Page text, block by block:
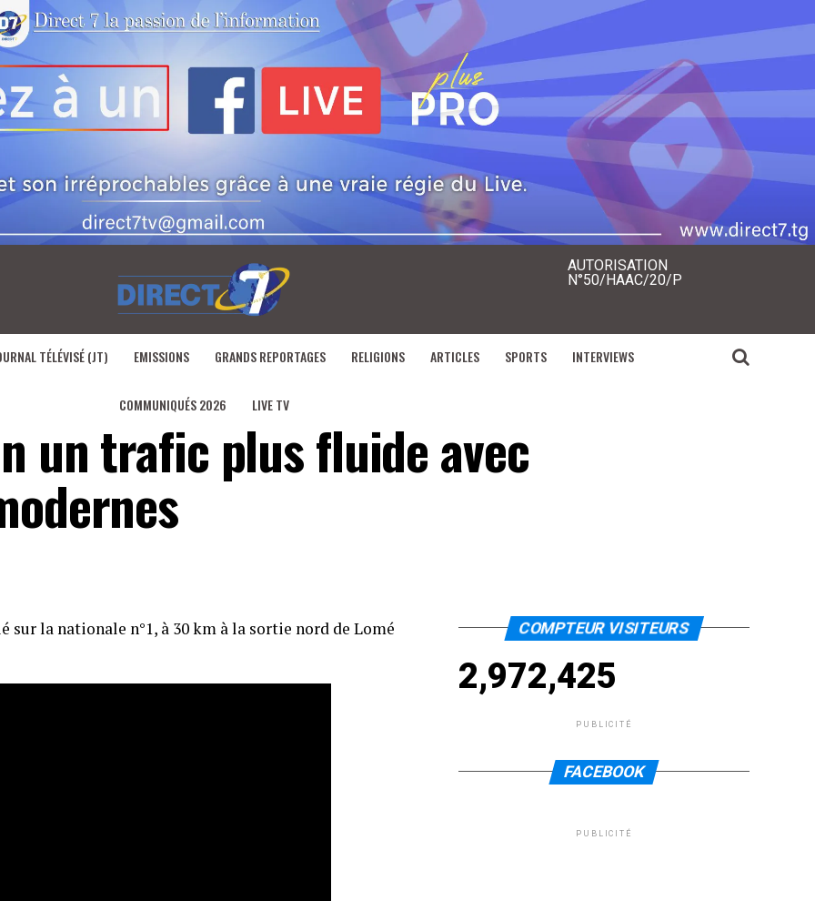
AUTORISATION
N°50/HAAC/20/P
TÉLÉVISÉ (JT) EMISSIONS GRANDS REPORTAGES RELIGIONS ARTICLES SPORTS INTERVIEWS
COMMUNIQUÉS 2026 LIVE TV
un trafic plus fluide avec
sur la nationale n°1, à 30 km à la sortie nord de Lomé COMPTEUR VISITEURS
2,972,425
PUBLICITÉ
FACEBOOK
PUBLICITÉ